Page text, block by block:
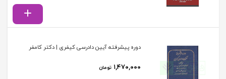
دوره پیشرفته آیین دادرسی کیفری | دکتر کامفر
۱,۴۷۰,۰۰۰ تومان